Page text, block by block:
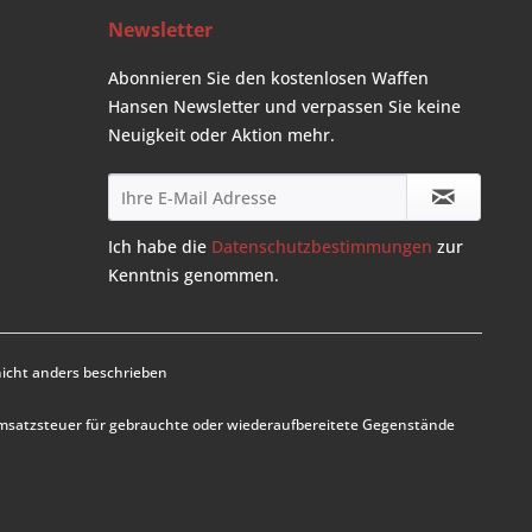
Newsletter
Abonnieren Sie den kostenlosen Waffen
Hansen Newsletter und verpassen Sie keine
Neuigkeit oder Aktion mehr.
Ich habe die Datenschutzbestimmungen zur
Kenntnis genommen.
anders beschrieben
für gebrauchte oder wiederaufbereitete Gegenstände